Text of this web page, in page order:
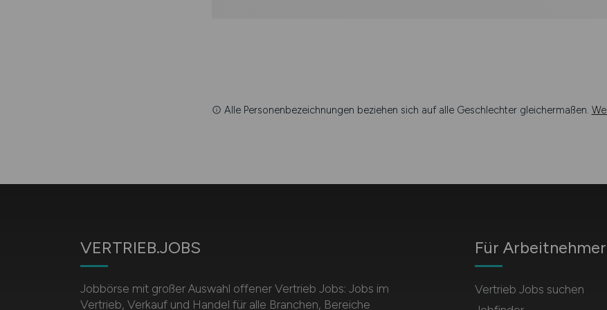
Alle Personenbezeichnungen beziehen sich auf alle Geschlechter gleichermaßen.
VERTRIEB.JOBS
Jobbörse mit großer Auswahl offener Vertrieb Jobs: Jobs im
Vertrieb, Verkauf und Handel für alle Branchen, Bereiche
Für Arbeitnehmer
Vertrieb Jobs suchen